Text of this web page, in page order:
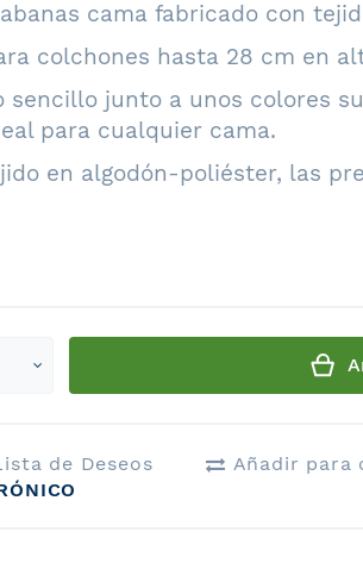
cama fabricado con
colchones hasta 28 cm en
sencillo junto a unos colores
para cualquier cama.
en algodón-poliéster, las
Select
de Deseos
Añadir para